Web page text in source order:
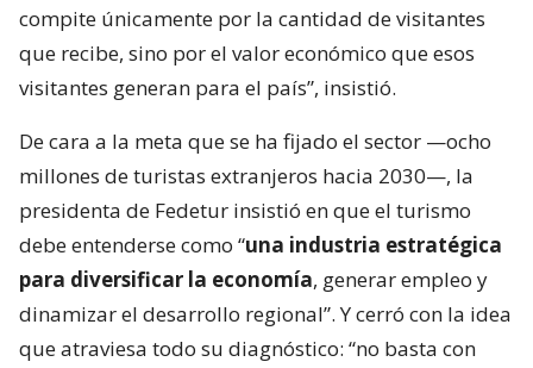
compite únicamente por la cantidad de visitantes
que recibe, sino por el valor económico que esos
visitantes generan para el país”, insistió.
De cara a la meta que se ha fijado el sector —ocho
millones de turistas extranjeros hacia 2030—, la
presidenta de Fedetur insistió en que el turismo
debe entenderse como “una industria estratégica
para diversificar la economía, generar empleo y
dinamizar el desarrollo regional”. Y cerró con la idea
que atraviesa todo su diagnóstico: “no basta con